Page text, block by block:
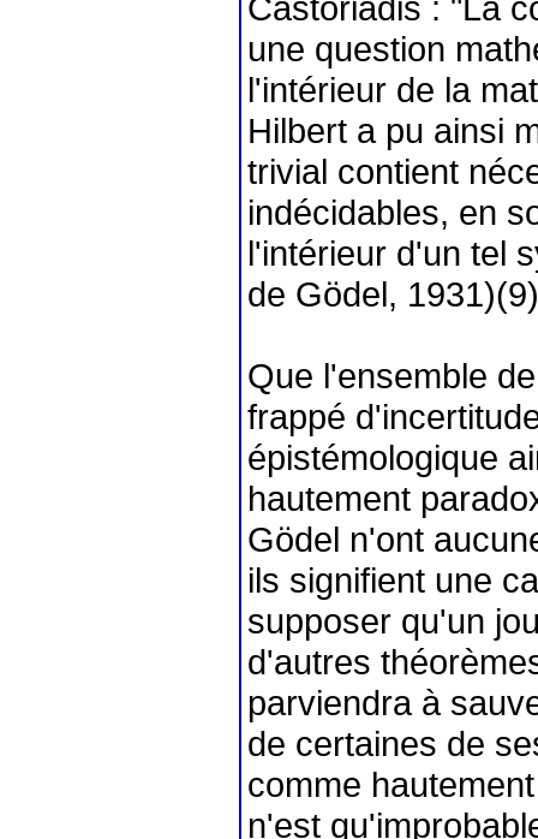
une question
l'intérieur de la
Hilbert a pu ainsi
trivial contient
indécidables, en
l'intérieur d'un tel
de Gödel,
Que l'ensemble
frappé
épistémologique
hautement
Gödel n'ont
ils signifient une
supposer qu'un
d'autres
parviendra à
de certaines de
comme
n'est